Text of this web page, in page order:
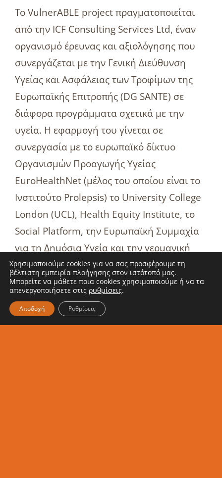
Το VulnerABLE project πραγματοποιείται
από την ICF Consulting Services Ltd, έναν
οργανισμό έρευνας και αξιολόγησης που
συνεργάζεται με την Γενική Διεύθυνση
Υγείας και Ασφάλειας των Τροφίμων της
Ευρωπαϊκής Επιτροπής (DG SANTE) σε
διάφορα προγράμματα σχετικά με την
υγεία. Η εφαρμογή του γίνεται σε
συνεργασία με το ευρωπαϊκό δίκτυο
Οργανισμών Προαγωγής Υγείας
EuroHealthNet (μέλος του οποίου είναι το
Ινστιτούτο Prolepsis) το University College
London (UCL), Health Equity Institute, το
Social Platform, την Ευρωπαϊκή Συμμαχία
για τη Δημόσια Υγεία και την γερμανική
GfK (Society for Consumer Researh).
Η τελική έκθεση του VulnerABLE project
είναι διαθέσιμηεδώ.
Περισσότερες πληροφορίες για το
Χρησιμοποιούμε cookies για να σας προσφέρουμε τη
βέλτιστη εμπειρία πλοήγησης στον ιστότοπό μας.
Μπορείτε να μάθετε ποια cookies χρησιμοποιούμε ή να τα
απενεργοποιήσετε στις ρυθμίσεις.
Αποδοχή Ρυθμίσεις